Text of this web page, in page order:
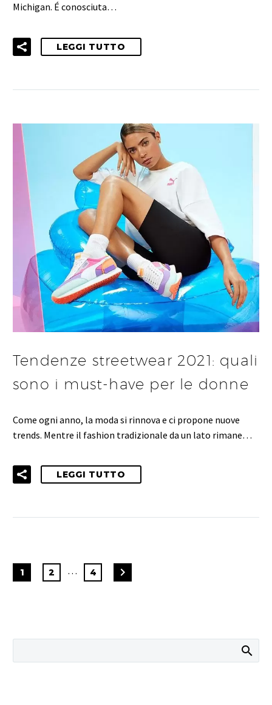
Michigan. É conosciuta…
LEGGI TUTTO
Tendenze streetwear 2021: quali
sono i must-have per le donne
Come ogni anno, la moda si rinnova e ci propone nuove
trends. Mentre il fashion tradizionale da un lato rimane…
LEGGI TUTTO
1 2 … 4